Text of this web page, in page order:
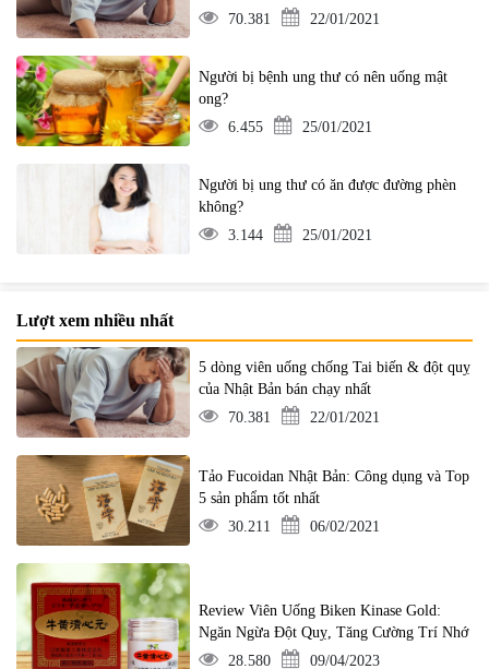
70.381
22/01/2021
Người bị bệnh ung thư có nên uống mật
ong?
6.455
25/01/2021
Người bị ung thư có ăn được đường phèn
không?
3.144
25/01/2021
Lượt xem nhiều nhất
5 dòng viên uống chống Tai biến & đột quỵ
của Nhật Bản bán chạy nhất
70.381
22/01/2021
Tảo Fucoidan Nhật Bản: Công dụng và Top
5 sản phẩm tốt nhất
30.211
06/02/2021
Review Viên Uống Biken Kinase Gold:
Ngăn Ngừa Đột Quỵ, Tăng Cường Trí Nhớ
28.580
09/04/2023